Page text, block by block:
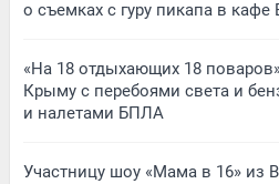
о съемках с гуру пикапа в кафе
«На 18 отдыхающих 18
Крыму с перебоями света и
и налетами БПЛА
Участницу шоу «Мама в 16» из